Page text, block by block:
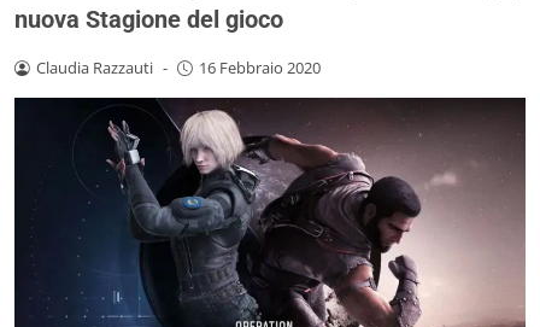
nuova Stagione del gioco
Claudia Razzauti - 16 Febbraio 2020